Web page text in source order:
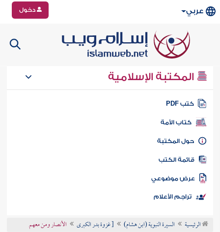
عربي دخول
المكتبة الإسلامية
كتب PDF
كتاب الأمة
المكتبة
الكتب
موضوعي
تراجم الأعلام
الرئيسية السيرة النبوية (ابن هشام) [ غزوة بدر الكبرى الأنصار ومن معهم